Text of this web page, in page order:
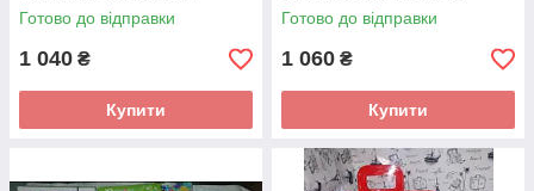
Готово до відправки
1 040 ₴
Купити
Готово до відправки
1 060 ₴
Купити